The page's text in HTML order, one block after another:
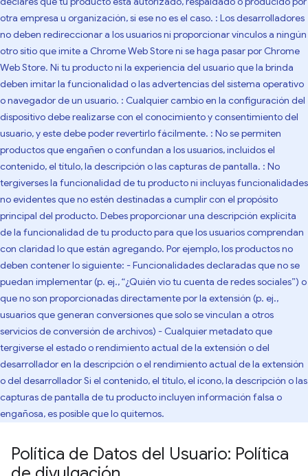
otra empresa u organización, si ese no es el caso. : Los desarrolladores
no deben redireccionar a los usuarios ni proporcionar vínculos a ningún
otro sitio que imite a Chrome Web Store ni se haga pasar por Chrome
Web Store. Ni tu producto ni la experiencia del usuario que la brinda
deben imitar la funcionalidad o las advertencias del sistema operativo
o navegador de un usuario. : Cualquier cambio en la configuración del
dispositivo debe realizarse con el conocimiento y consentimiento del
usuario, y este debe poder revertirlo fácilmente. : No se permiten
productos que engañen o confundan a los usuarios, incluidos el
contenido, el título, la descripción o las capturas de pantalla. : No
tergiverses la funcionalidad de tu producto ni incluyas funcionalidades
no evidentes que no estén destinadas a cumplir con el propósito
principal del producto. Debes proporcionar una descripción explícita
de la funcionalidad de tu producto para que los usuarios comprendan
con claridad lo que están agregando. Por ejemplo, los productos no
deben contener lo siguiente: - Funcionalidades declaradas que no se
puedan implementar (p. ej., “¿Quién vio tu cuenta de redes sociales”) o
que no son proporcionadas directamente por la extensión (p. ej.,
usuarios que generan conversiones que solo se vinculan a otros
servicios de conversión de archivos) - Cualquier metadato que
tergiverse el estado o rendimiento actual de la extensión o del
desarrollador en la descripción o el rendimiento actual de la extensión
o del desarrollador Si el contenido, el título, el ícono, la descripción o las
capturas de pantalla de tu producto incluyen información falsa o
engañosa, es posible que lo quitemos.
Política de Datos del Usuario: Política